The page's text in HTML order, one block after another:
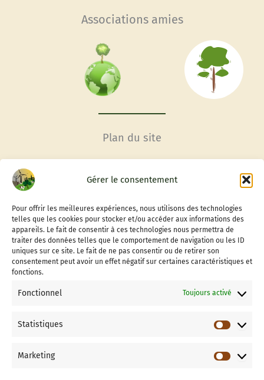
Gérer le consentement
Pour offrir les meilleures expériences, nous utilisons des technologies
telles que les cookies pour stocker et/ou accéder aux informations des
appareils. Le fait de consentir à ces technologies nous permettra de
traiter des données telles que le comportement de navigation ou les ID
uniques sur ce site. Le fait de ne pas consentir ou de retirer son
consentement peut avoir un effet négatif sur certaines caractéristiques et
fonctions.
Fonctionnel Toujours activé
Statistiques
Marketing
Associations amies
Plan du site
Conditions générales
Adhérer à l’association
Faire un don à Vigis
Informations
Mentions Légales